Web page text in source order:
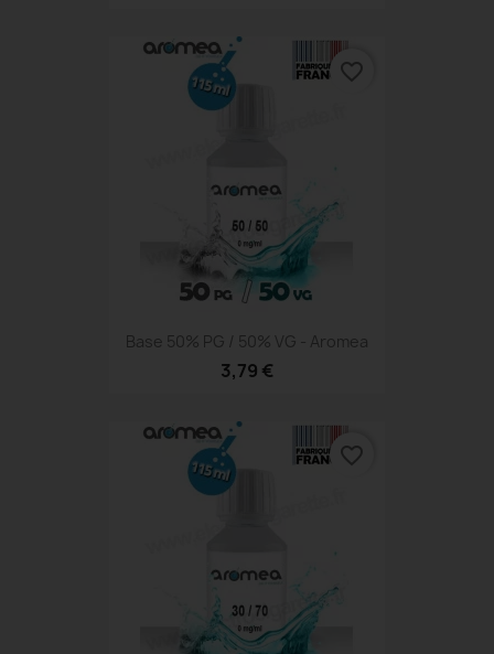
Base 50% PG / 50% VG - Aromea
3,79 €
favorite_border
favorite_border